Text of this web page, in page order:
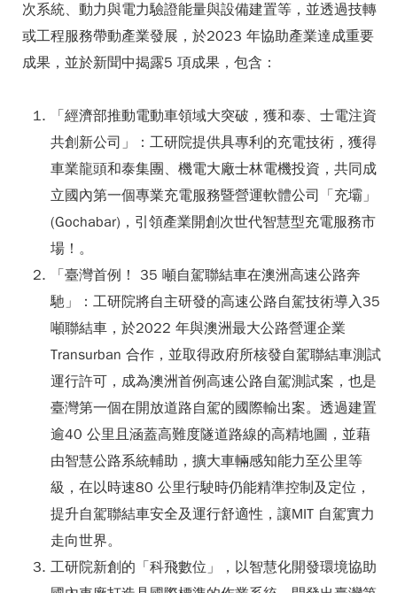
次系統、動力與電力驗證能量與設備建置等，並透過技轉
或工程服務帶動產業發展，於2023 年協助產業達成重要
成果，並於新聞中揭露5 項成果，包含：
「經濟部推動電動車領域大突破，獲和泰、士電注資
共創新公司」：工研院提供具專利的充電技術，獲得
車業龍頭和泰集團、機電大廠士林電機投資，共同成
立國內第一個專業充電服務暨營運軟體公司「充壩」
(Gochabar)，引領產業開創次世代智慧型充電服務市
場！。
「臺灣首例！ 35 噸自駕聯結車在澳洲高速公路奔
馳」：工研院將自主研發的高速公路自駕技術導入35
噸聯結車，於2022 年與澳洲最大公路營運企業
Transurban 合作，並取得政府所核發自駕聯結車測試
運行許可，成為澳洲首例高速公路自駕測試案，也是
臺灣第一個在開放道路自駕的國際輸出案。透過建置
逾40 公里且涵蓋高難度隧道路線的高精地圖，並藉
由智慧公路系統輔助，擴大車輛感知能力至公里等
級，在以時速80 公里行駛時仍能精準控制及定位，
提升自駕聯結車安全及運行舒適性，讓MIT 自駕實力
走向世界。
工研院新創的「科飛數位」，以智慧化開發環境協助